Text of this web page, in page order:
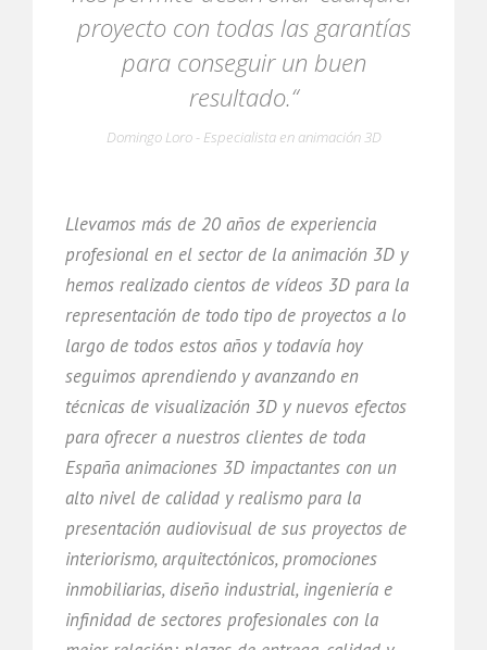
proyecto con todas las garantías
para conseguir un buen
resultado.“
Domingo Loro - Especialista en animación 3D
Llevamos más de 20 años de experiencia
profesional en el sector de la animación 3D y
hemos realizado cientos de vídeos 3D para la
representación de todo tipo de proyectos a lo
largo de todos estos años y todavía hoy
seguimos aprendiendo y avanzando en
técnicas de visualización 3D y nuevos efectos
para ofrecer a nuestros clientes de toda
España animaciones 3D impactantes con un
alto nivel de calidad y realismo para la
presentación audiovisual de sus proyectos de
interiorismo, arquitectónicos, promociones
inmobiliarias, diseño industrial, ingeniería e
infinidad de sectores profesionales con la